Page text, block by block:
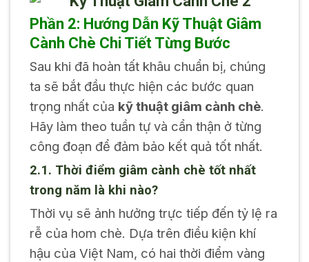
Phần 2: Hướng Dẫn Kỹ Thuật Giâm
Cành Chè Chi Tiết Từng Bước
Sau khi đã hoàn tất khâu chuẩn bị, chúng
ta sẽ bắt đầu thực hiện các bước quan
trọng nhất của kỹ thuật giâm cành chè.
Hãy làm theo tuần tự và cẩn thận ở từng
công đoạn để đảm bảo kết quả tốt nhất.
2.1. Thời điểm giâm cành chè tốt nhất
trong năm là khi nào?
Thời vụ sẽ ảnh hưởng trực tiếp đến tỷ lệ ra
rễ của hom chè. Dựa trên điều kiện khí
hậu của Việt Nam, có hai thời điểm vàng